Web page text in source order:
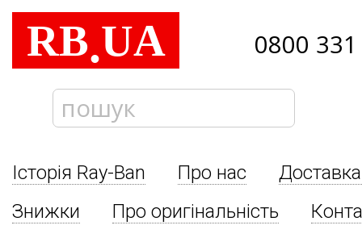
RB.UA 0800
Історія Ray-Ban Про нас
Знижки
Про оригінальність